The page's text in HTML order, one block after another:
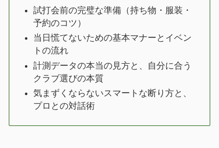
試打会前の完璧な準備（持ち物・服装・
予約のコツ）
当日慌てないための基本マナーとイベン
トの流れ
計測データの本当の見方と、自分に合う
クラブ選びの本質
気まずくならないスマートな断り方と、
プロとの対話術